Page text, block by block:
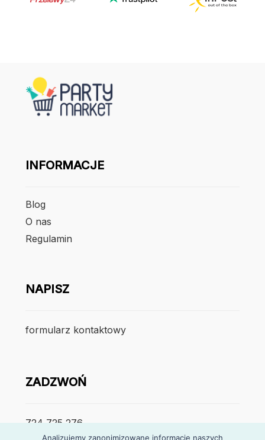
INFORMACJE
Blog
O nas
Regulamin
NAPISZ
formularz kontaktowy
ZADZWOŃ
724 725 276
Analizujemy zanonimizowane informacje naszych